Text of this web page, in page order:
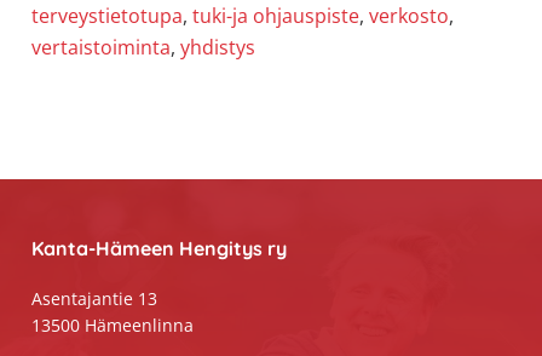
terveystietotupa, tuki-ja ohjauspiste, verkosto,
vertaistoiminta, yhdistys
Kanta-Hämeen Hengitys ry
Asentajantie 13
13500 Hämeenlinna